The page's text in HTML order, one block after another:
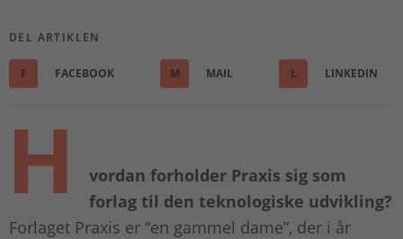
DEL ARTIKLEN
F FACEBOOK M MAIL L LINKEDIN
H
vordan forholder Praxis sig som
forlag til den teknologiske udvikling?
Forlaget Praxis er “en gammel dame”, der i år